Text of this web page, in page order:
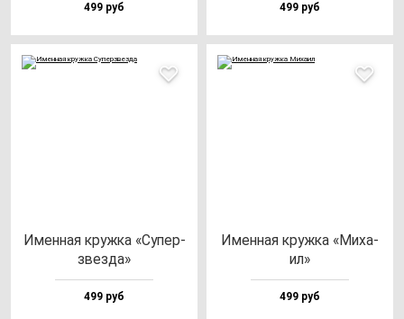
499 руб 499 руб
Имен­ная круж­ка «Супер­
звез­да»
499 руб
Имен­ная круж­ка «Миха­
ил»
499 руб